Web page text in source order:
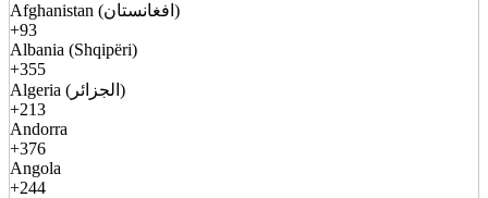
Afghanistan (افغانستان)
+93
Albania (Shqipëri)
+355
Algeria (الجزائر)
+213
Andorra
+376
Angola
+244